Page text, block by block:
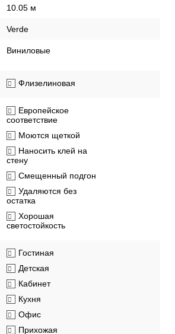
10.05 м
Verde
Виниловые
Флизелиновая
Европейское
соответствие
Моются щеткой
Наносить клей на
стену
Смещенный подгон
Удаляются без
остатка
Хорошая
светостойкость
Гостиная
Детская
Кабинет
Кухня
Офис
Прихожая